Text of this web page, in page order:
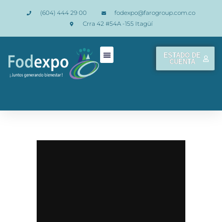
(604) 444 29 00
fodexpo@farogroup.com.co
Crra 42 #54A -155 Itagüí
ESTADO DE
CUENTA